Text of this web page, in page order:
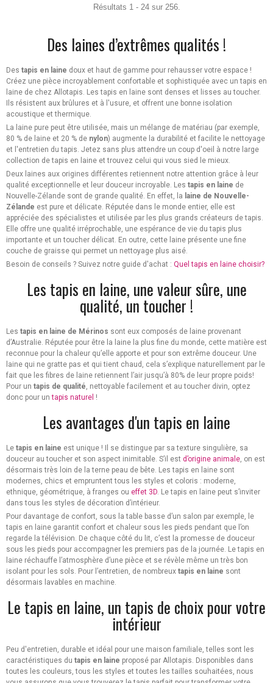
Résultats 1 - 24 sur 256.
Des laines d’extrêmes qualités !
Des tapis en laine doux et haut de gamme pour rehausser votre espace !
Créez une pièce incroyablement confortable et sophistiquée avec un tapis en
laine de chez Allotapis. Les tapis en laine sont denses et lisses au toucher.
Ils résistent aux brûlures et à l'usure, et offrent une bonne isolation
acoustique et thermique.
La laine pure peut être utilisée, mais un mélange de matériau (par exemple,
80 % de laine et 20 % de nylon) augmente la durabilité et facilite le nettoyage
et l'entretien du tapis. Jetez sans plus attendre un coup d'oeil à notre large
collection de tapis en laine et trouvez celui qui vous sied le mieux.
Deux laines aux origines différentes retiennent notre attention grâce à leur
qualité exceptionnelle et leur douceur incroyable. Les tapis en laine de
Nouvelle-Zélande sont de grande qualité. En effet, la laine de Nouvelle-
Zélande est pure et délicate. Réputée dans le monde entier, elle est
appréciée des spécialistes et utilisée par les plus grands créateurs de tapis.
Elle offre une qualité irréprochable, une espérance de vie du tapis plus
importante et un toucher délicat. En outre, cette laine présente une fine
couche de graisse qui permet un nettoyage plus aisé.
Besoin de conseils ? Suivez notre guide d'achat : Quel tapis en laine choisir?
Les tapis en laine, une valeur sûre, une
qualité, un toucher !
Les tapis en laine de Mérinos sont eux composés de laine provenant
d’Australie. Réputée pour être la laine la plus fine du monde, cette matière est
reconnue pour la chaleur qu’elle apporte et pour son extrême douceur. Une
laine qui ne gratte pas et qui tient chaud, cela s’explique naturellement par le
fait que les fibres de laine retiennent l’air jusqu’à 80% de leur propre poids!
Pour un tapis de qualité, nettoyable facilement et au toucher divin, optez
donc pour untapis naturel !
Les avantages d'un tapis en laine
Le tapis en laine est unique ! Il se distingue par sa texture singulière, sa
douceur au toucher et son aspect inimitable. S’il est d’origine animale, on est
désormais très loin de la terne peau de bête. Les tapis en laine sont
modernes, chics et empruntent tous les styles et coloris : moderne,
ethnique, géométrique, à franges ou effet 3D. Le tapis en laine peut s’inviter
dans tous les styles de décoration d’intérieur.
Pour davantage de confort, sous la table basse d’un salon par exemple, le
tapis en laine garantit confort et chaleur sous les pieds pendant que l’on
regarde la télévision. De chaque côté du lit, c’est la promesse de douceur
sous les pieds pour accompagner les premiers pas de la journée. Le tapis en
laine réchauffe l’atmosphère d’une pièce et se révèle même un très bon
isolant pour les sols. Pour l’entretien, de nombreux tapis en laine sont
désormais lavables en machine.
Le tapis en laine, un tapis de choix pour votre
intérieur
Peu d'entretien, durable et idéal pour une maison familiale, telles sont les
caractéristiques du tapis en laine proposé par Allotapis. Disponibles dans
toutes les couleurs, tous les styles et toutes les tailles souhaitées, nous